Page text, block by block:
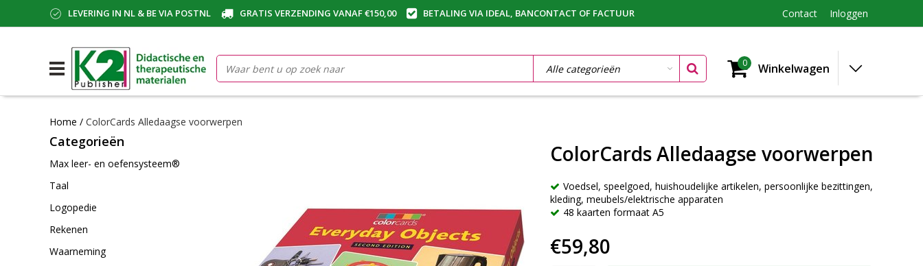
LEVERING IN NL & BE VIA POSTNL GRATIS VERZENDING VANAF €150,00 BETALING VIA IDEAL, BANCONTACT OF FACTUUR Contact Inloggen
0 Winkelwagen
Home / ColorCards Alledaagse voorwerpen
Categorieën
Max leer- en oefensysteem®
Taal
Logopedie
Rekenen
Waarneming
ColorCards Alledaagse voorwerpen
Voedsel, speelgoed, huishoudelijke artikelen, persoonlijke bezittingen,
kleding, meubels/elektrische apparaten
48 kaarten formaat A5
€59,80